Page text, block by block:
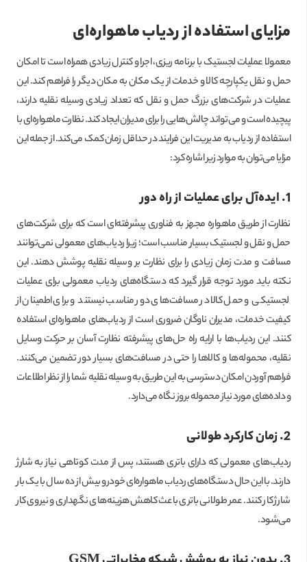
مزایای استفاده از ردیاب ماهواره‌ای
معمولا عملیات لجستیک با برنامه ریزی، اجرا و کنترل زیادی همراه است تا امکان
حمل و نقل یکپارچه کالا و خدمات از یک مکان به مکان دیگر را فراهم کند. این
عملیات در شرکت‌های بزرگ حمل و نقل که تعداد زیادی وسیله نقلیه دارند،
پیچیده است و می‌تواند چالش‌هایی را برای مدیران ایجاد کند. نظارت ماهواره‌ای با
استفاده از ردیاب به مدیریت این فرایند در حداقل زمان کمک می‌کند. از جمله این
مزایا می‌توان به موارد زیر اشاره کرد:
1. ایده‌آل برای عملیات از راه دور
نظارت از طریق ماهواره مجهز به فناوری پیشرفته‌ای است که برای شرکت‌های
حمل و نقل و لجستیک بسیار مناسب است؛ زیرا ردیاب‌های معمولی نمی‌توانند
مسافت و مدت زمان زیادی را برای نظارت بر وسیله نقلیه پوشش دهند. این
نکته باید مورد توجه قرار گیرد که دستگاه‌های ردیاب معمولی برای عملیات
لجستیکی و حمل کالا در مسافت‌های دور مناسب نیستند و برای اطمینان از
کیفیت خدمات، مدیران ناوگان ضروری است از ردیاب‌های ماهواره‌ای استفاده
کنند. این ردیاب‌ها با ارایه راه حل‌های پیشرفته نظارت آسان بر حرکت وسایل
نقلیه، محموله‌ها و کالاها را حتی در مسافت‌های بسیار دور تضمین می‌کنند.
فراهم آوردن امکان دسترسی به این طریق به وسیله نقلیه شما را از نظر اطلاعات
و داده‌های مورد نیاز محموله بروز نگاه می‌دارد.
2. زمان کارکرد طولانی
ردیاب‌های معمولی که دارای باتری هستند، پس از مدت کوتاهی نیاز به شارژ
دارند. با این حال دستگاه‌های ردیاب ماهواره‌ای خودرو بیش از ده سال با یک بار
شارژ کار کنند. عمر طولانی باتری باعث کاهش هزینه‌های نگهداری و نیروی کار
می‌شود.